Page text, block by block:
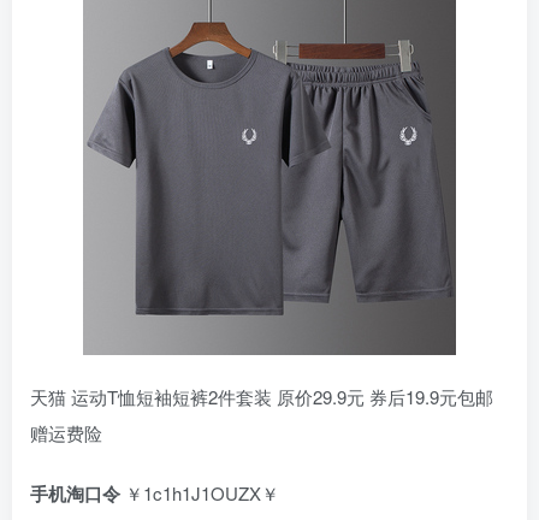
天猫 运动T恤短袖短裤2件套装 原价29.9元 券后19.9元包邮
赠运费险
手机淘口令 ￥1c1h1J1OUZX￥